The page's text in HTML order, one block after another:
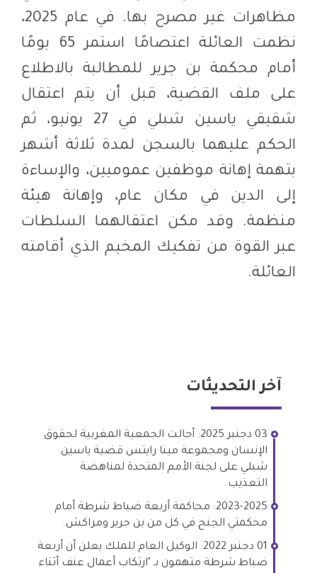
مظاهرات غير مصرح بها. في عام 2025،
نظمت العائلة اعتصامًا استمر 65 يومًا
أمام محكمة بن جرير للمطالبة بالاطلاع
على ملف القضية، قبل أن يتم اعتقال
شقيقي ياسين شبلي في 27 يونيو، ثم
الحكم عليهما بالسجن لمدة ثلاثة أشهر
بتهمة إهانة موظفين عموميين، والإساءة
إلى الدين في مكان عام، وإهانة هيئة
منظمة. وقد مكن اعتقالهما السلطات
عبر القوة من تفكيك المخيم الذي أقامته
العائلة.
آخر التحديثات
03 دجنبر 2025: أحالت الجمعية المغربية لحقوق
الإنسان ومجموعة مينا رايتس قضية ياسين
شبلي على لجنة الأمم المتحدة لمناهضة
التعذيب.
2023-2025: محاكمة أربعة ضباط شرطة أمام
محكمتي الجنح في كل من بن جرير ومراكش.
01 دجنبر 2022: الوكيل العام للملك يعلن أن أربعة
ضباط شرطة متهمون بـ "ارتكاب أعمال عنف أثناء